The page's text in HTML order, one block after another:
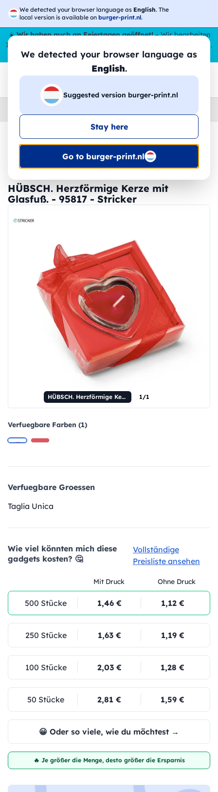
We detected your browser language as English. The
local version is available on burger-print.nl.
We detected your browser language as
English.
Suggested version burger-print.nl
Stay here
Go to burger-print.nl
☀️Wir haben auch an Feiertagen geöffnet!– Wir bearbeiten
Ihre Bestellungen den ganzen Sommer über,
sogar im August.
😎🌴
Home
🔥 -30 % DTF-Druck
HÜBSCH. Herzförmige Kerze mit
Glasfuß. - 95817 - Stricker
HÜBSCH. Herzförmige Kerze mit Glasfuß. 1/1
Verfuegbare Farben (1)
Verfuegbare Groessen
Taglia Unica
Wie viel könnten mich diese
gadgets kosten? 🤔
Vollständige
Preisliste ansehen
Mit Druck Ohne Druck
500 Stücke 1,46 € 1,12 €
250 Stücke 1,63 € 1,19 €
100 Stücke 2,03 € 1,28 €
50 Stücke 2,81 € 1,59 €
😀 Oder so viele, wie du möchtest →
🔥 Je größer die Menge, desto größer die Ersparnis